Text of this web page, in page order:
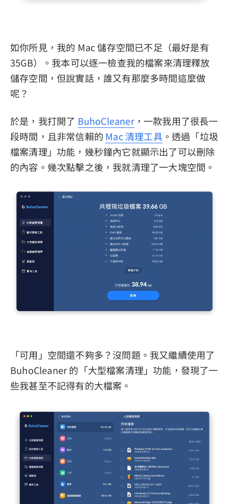
如你所見，我的 Mac 儲存空間已不足（最好是有
35GB）。我本可以逐一檢查我的檔案來清理釋放
儲存空間，但說實話，誰又有那麼多時間這麼做
呢？
於是，我打開了 BuhoCleaner，一款我用了很長一
段時間，且非常信賴的 Mac 清理工具 。透過「垃圾
檔案清理」功能，幾秒鐘內它就顯示出了可以刪除
的內容。幾次點擊之後，我就清理了一大塊空間。
「可用」空間還不夠多？沒問題。我又繼續使用了
BuhoCleaner 的「大型檔案清理」功能，發現了一
些我甚至不記得有的大檔案。